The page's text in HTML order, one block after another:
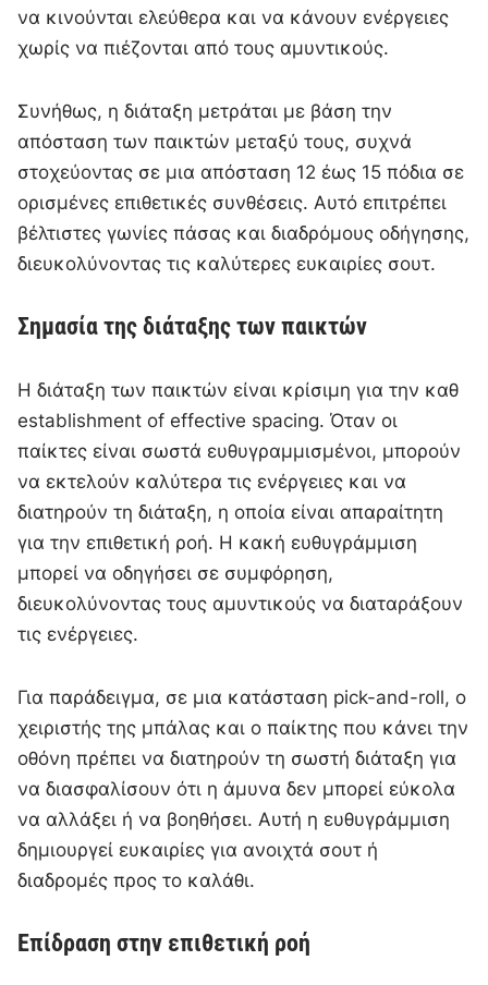
να κινούνται ελεύθερα και να κάνουν ενέργειες
χωρίς να πιέζονται από τους αμυντικούς.
Συνήθως, η διάταξη μετράται με βάση την
απόσταση των παικτών μεταξύ τους, συχνά
στοχεύοντας σε μια απόσταση 12 έως 15 πόδια σε
ορισμένες επιθετικές συνθέσεις. Αυτό επιτρέπει
βέλτιστες γωνίες πάσας και διαδρόμους οδήγησης,
διευκολύνοντας τις καλύτερες ευκαιρίες σουτ.
Σημασία της διάταξης των παικτών
Η διάταξη των παικτών είναι κρίσιμη για την καθ
establishment of effective spacing. Όταν οι
παίκτες είναι σωστά ευθυγραμμισμένοι, μπορούν
να εκτελούν καλύτερα τις ενέργειες και να
διατηρούν τη διάταξη, η οποία είναι απαραίτητη
για την επιθετική ροή. Η κακή ευθυγράμμιση
μπορεί να οδηγήσει σε συμφόρηση,
διευκολύνοντας τους αμυντικούς να διαταράξουν
τις ενέργειες.
Για παράδειγμα, σε μια κατάσταση pick-and-roll, ο
χειριστής της μπάλας και ο παίκτης που κάνει την
οθόνη πρέπει να διατηρούν τη σωστή διάταξη για
να διασφαλίσουν ότι η άμυνα δεν μπορεί εύκολα
να αλλάξει ή να βοηθήσει. Αυτή η ευθυγράμμιση
δημιουργεί ευκαιρίες για ανοιχτά σουτ ή
διαδρομές προς το καλάθι.
Επίδραση στην επιθετική ροή